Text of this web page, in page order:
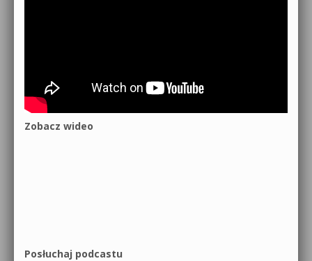
Zobacz wideo
Posłuchaj podcastu